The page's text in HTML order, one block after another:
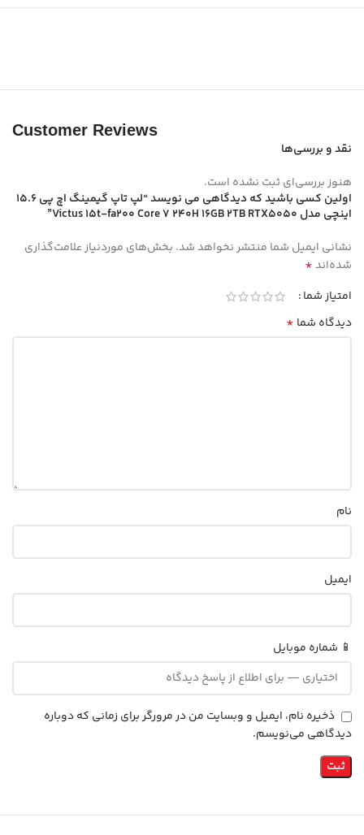
Customer Reviews
نقد و بررسی‌ها
هنوز بررسی‌ای ثبت نشده است.
اولین کسی باشید که دیدگاهی می نویسد “لپ تاپ گیمینگ اچ پی 15.6
اینچی مدل Victus 15t-fa200 Core 7 240H 16GB 2TB RTX5050”
نشانی ایمیل شما منتشر نخواهد شد. بخش‌های موردنیاز علامت‌گذاری
شده‌اند*
امتیاز شما
دیدگاه شما *
نام
ایمیل
📱 شماره موبایل
ذخیره نام، ایمیل و وبسایت من در مرورگر برای زمانی که دوباره
دیدگاهی می‌نویسم.